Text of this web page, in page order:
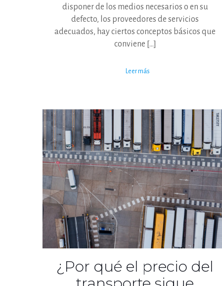
disponer de los medios necesarios o en su
defecto, los proveedores de servicios
adecuados, hay ciertos conceptos básicos que
conviene […]
Leer más
¿Por qué el precio del